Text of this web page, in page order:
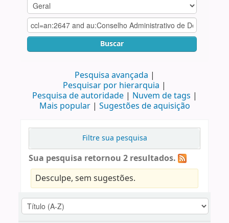
Buscar
Pesquisa avançada
Pesquisar por hierarquia
Pesquisa de autoridade
Nuvem de tags
Mais popular
Sugestões de aquisição
Filtre sua pesquisa
Sua pesquisa retornou 2 resultados.
Desculpe, sem sugestões.